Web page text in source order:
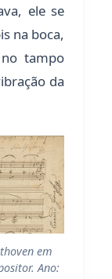
ele se
na boca,
tampo
da
em
Ano: